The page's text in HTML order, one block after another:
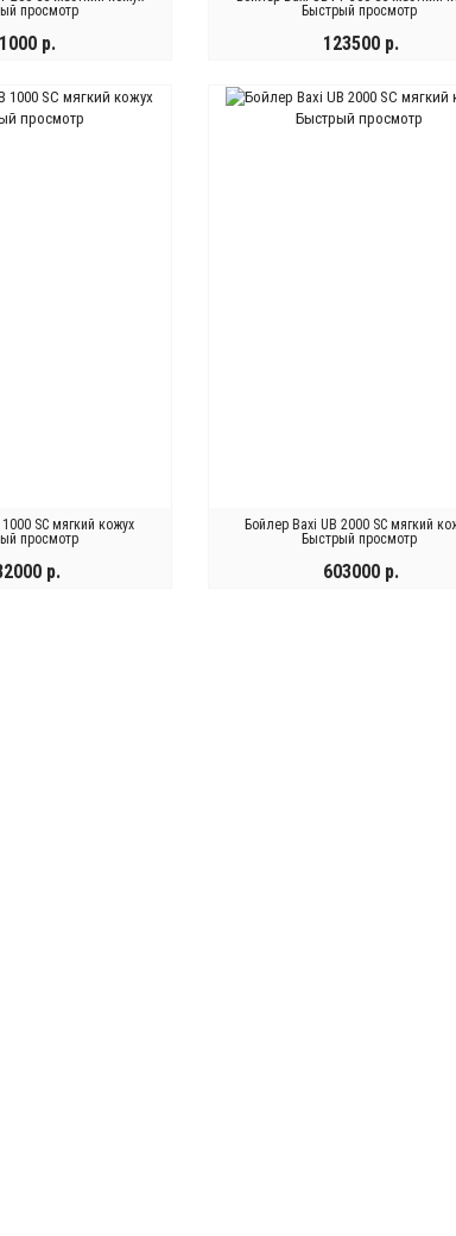
просмотр
р.
Быстрый просмотр
123500 р.
КУПИТЬ
просмотр
SC мягкий кожух
просмотр
р.
Быстрый просмотр
Бойлер Baxi UB 2000 SC мягкий
Быстрый просмотр
603000 р.